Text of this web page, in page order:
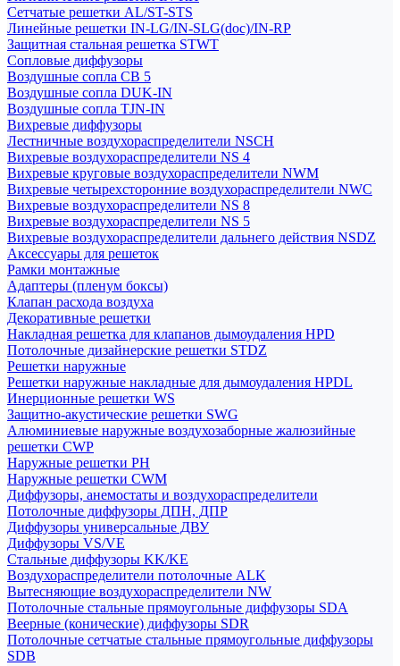
Сетчатые решетки AL/ST-STS
Линейные решетки IN-LG/IN-SLG(doc)/IN-RP
Защитная стальная решетка STWT
Сопловые диффузоры
Воздушные сопла СВ 5
Воздушные сопла DUK-IN
Воздушные сопла TJN-IN
Вихревые диффузоры
Лестничные воздухораспределители NSCH
Вихревые воздухораспределители NS 4
Вихревые круговые воздухораспределители NWM
Вихревые четырехсторонние воздухораспределители NWC
Вихревые воздухораспределители NS 8
Вихревые воздухораспределители NS 5
Вихревые воздухораспределители дальнего действия NSDZ
Аксессуары для решеток
Рамки монтажные
Адаптеры (пленум боксы)
Клапан расхода воздуха
Декоративные решетки
Накладная решетка для клапанов дымоудаления HPD
Потолочные дизайнерские решетки STDZ
Решетки наружные
Решетки наружные накладные для дымоудаления HPDL
Инерционные решетки WS
Защитно-акустические решетки SWG
Алюминиевые наружные воздухозаборные жалюзийные
решетки CWP
Наружные решетки РН
Наружные решетки CWM
Диффузоры, анемостаты и воздухораспределители
Потолочные диффузоры ДПН, ДПР
Диффузоры универсальные ДВУ
Диффузоры VS/VE
Стальные диффузоры KK/KE
Воздухораспределители потолочные ALK
Вытесняющие воздухораспределители NW
Потолочные стальные прямоугольные диффузоры SDA
Веерные (конические) диффузоры SDR
Потолочные сетчатые стальные прямоугольные диффузоры
SDB